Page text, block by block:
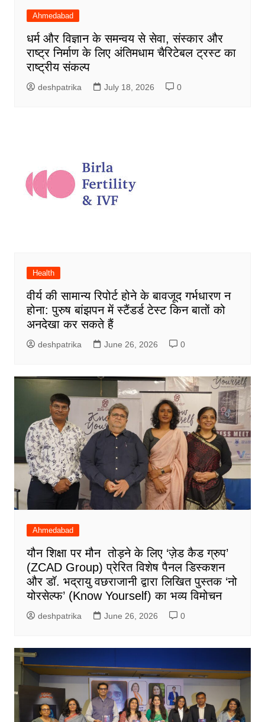
Ahmedabad
धर्म और विज्ञान के समन्वय से सेवा, संस्कार और
राष्ट्र निर्माण के लिए अंतिमधाम चैरिटेबल ट्रस्ट का
राष्ट्रीय संकल्प
deshpatrika July 18, 2026 0
Health
वीर्य की सामान्य रिपोर्ट होने के बावजूद गर्भधारण न
होना: पुरुष बांझपन में स्टैंडर्ड टेस्ट किन बातों को
अनदेखा कर सकते हैं
deshpatrika June 26, 2026 0
Ahmedabad
यौन शिक्षा पर मौन तोड़ने के लिए ‘ज़ेड कैड ग्रुप’
(ZCAD Group) प्रेरित विशेष पैनल डिस्कशन
और डॉ. भद्रायु वछराजानी द्वारा लिखित पुस्तक ‘नो
योरसेल्फ’ (Know Yourself) का भव्य विमोचन
deshpatrika June 26, 2026 0